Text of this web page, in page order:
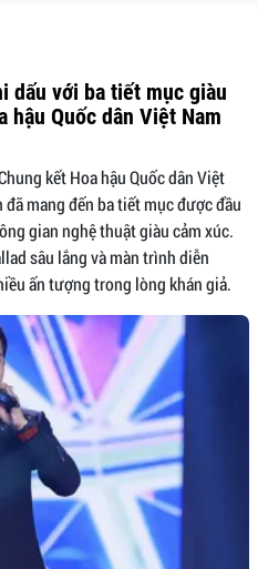
dấu với ba tiết mục giàu
hậu Quốc dân Việt Nam
kết Hoa hậu Quốc dân Việt
mang đến ba tiết mục được đầu
gian nghệ thuật giàu cảm xúc.
sâu lắng và màn trình diễn
ấn tượng trong lòng khán giả.